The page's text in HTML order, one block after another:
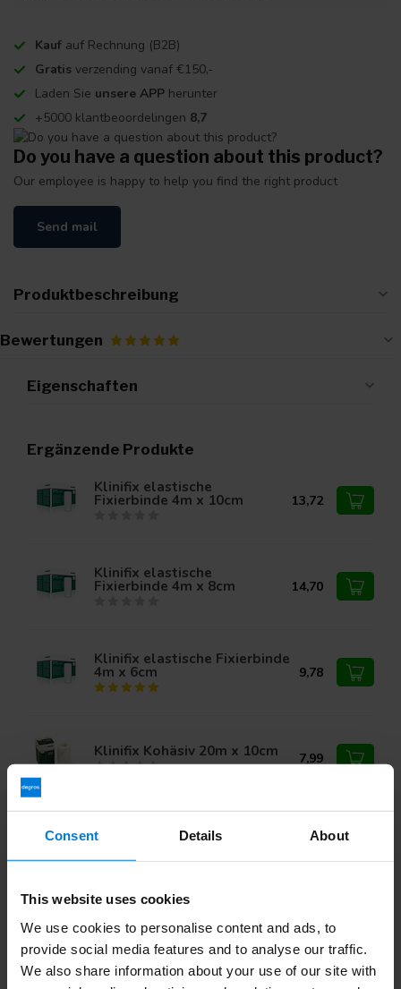
Consent Details About
This website uses cookies
We use cookies to personalise content and ads, to
provide social media features and to analyse our traffic.
We also share information about your use of our site with
Kauf auf Rechnung (B2B)
Gratis verzending vanaf €150,-
Laden Sie unsere APP herunter
+5000 klantbeoordelingen 8,7
Do you have a question about this product?
Our employee is happy to help you find the right product
Send mail
Produktbeschreibung
Bewertungen
Eigenschaften
Ergänzende Produkte
Klinifix elastische
Fixierbinde 4m x 10cm 13,72
Klinifix elastische
Fixierbinde 4m x 8cm 14,70
Klinifix elastische Fixierbinde
4m x 6cm 9,78
Klinifix Kohäsiv 20m x 10cm 7,99
Klinifix elastische Fixierbinde
4m x 4cm 9,19
Haben Sie Fragen zu diesem Produkt?
Oder benötigen Sie Hilfe bei Ihrer Bestellung?
Kontaktieren Sie unseren Kundendienstoder rufen Sie